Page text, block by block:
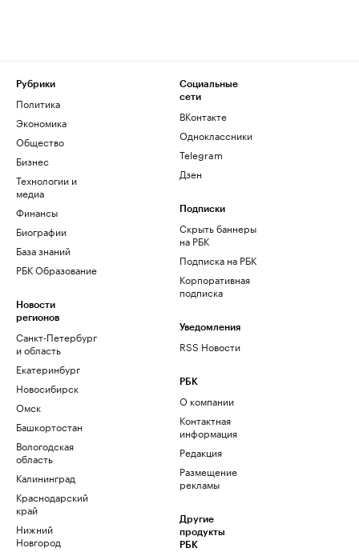
Рубрики
Политика
Экономика
Общество
Бизнес
Технологии и
медиа
Финансы
Биографии
База знаний
РБК Образование
Новости
регионов
Санкт-Петербург
и область
Екатеринбург
Новосибирск
Омск
Башкортостан
Вологодская
область
Калининград
Краснодарский
край
Нижний
Новгород
Социальные
сети
ВКонтакте
Одноклассники
Telegram
Дзен
Подписки
Скрыть баннеры
на РБК
Подписка на РБК
Корпоративная
подписка
Уведомления
RSS Новости
РБК
О компании
Контактная
информация
Редакция
Размещение
рекламы
Другие
продукты
РБК